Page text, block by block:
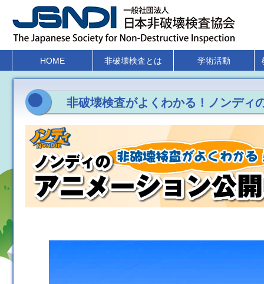
HOME 非破壊検査とは 学術活動
非破壊検査がよくわかる！ノンディ